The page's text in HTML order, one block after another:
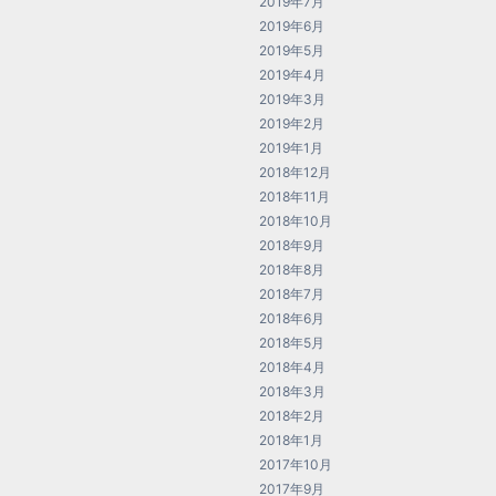
2019年6月
2019年5月
2019年4月
2019年3月
2019年2月
2019年1月
2018年12月
2018年11月
2018年10月
2018年9月
2018年8月
2018年7月
2018年6月
2018年5月
2018年4月
2018年3月
2018年2月
2018年1月
2017年10月
2017年9月